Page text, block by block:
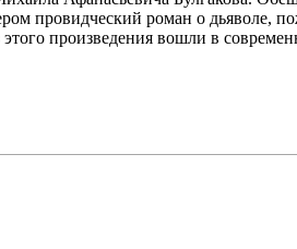
провидческий роман о дьяволе,
произведения вошли в